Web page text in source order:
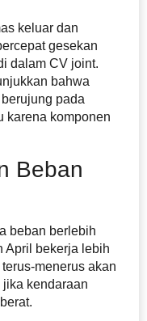
keluar dan
gesekan
dalam CV joint.
bahwa
pada
karena komponen
Beban
beban berlebih
April bekerja lebih
menerus akan
jika kendaraan